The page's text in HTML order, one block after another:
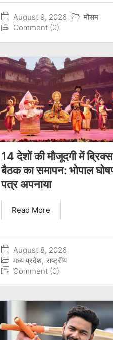
August 9, 2026
मौसम
Comment (0)
14 देशों की मौजूदगी में ब्रिक्स
बैठक का समापन: भोपाल
पत्र अपनाया
August 8, 2026
मध्य प्रदेश, राष्ट्रीय
Comment (0)
Read More